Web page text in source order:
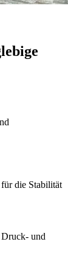
die Stabilität
und